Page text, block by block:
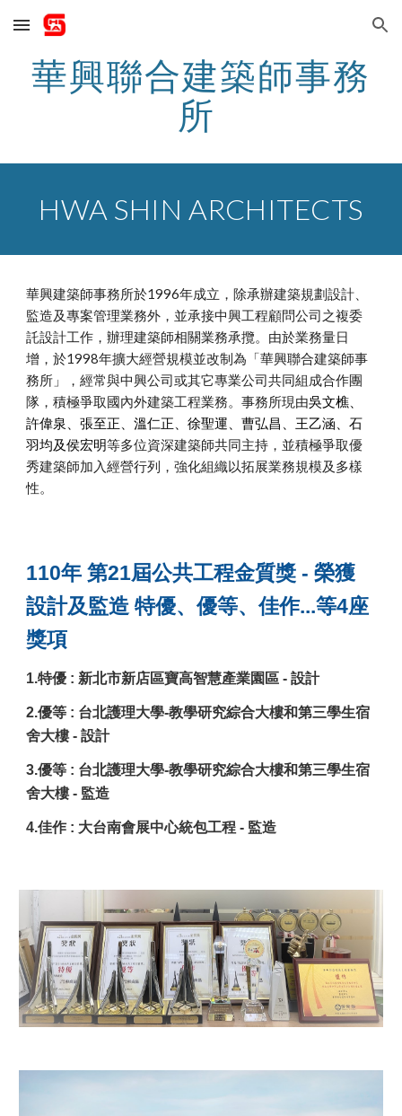
Skip to main content Skip to navigation
華興聯合建築師事務
所
HWA SHIN ARCHITECTS
華興建築師事務所於1996年成立，除承辦建築規劃設計、
監造及專案管理業務外，並承接中興工程顧問公司之複委
託設計工作，辦理建築師相關業務承攬。由於業務量日
增，於1998年擴大經營規模並改制為「華興聯合建築師事
務所」，經常與中興公司或其它專業公司共同組成合作團
隊，積極爭取國內外建築工程業務。事務所現由吳文樵、
許偉泉、張至正、溫仁正、徐聖運、曹弘昌、王乙涵、石
羽均及侯宏明等多位資深建築師共同主持，並積極爭取優
秀建築師加入經營行列，強化組織以拓展業務規模及多樣
性。
110年 第21屆公共工程金質獎 - 榮獲
設計及監造 特優、優等、佳作...等4座
獎項
1.特優 : 新北市新店區寶高智慧產業園區 - 設計
2.優等 : 台北護理大學-教學研究綜合大樓和第三學生宿
舍大樓 - 設計
3.優等 : 台北護理大學-教學研究綜合大樓和第三學生宿
舍大樓 - 監造
4.佳作 : 大台南會展中心統包工程 - 監造